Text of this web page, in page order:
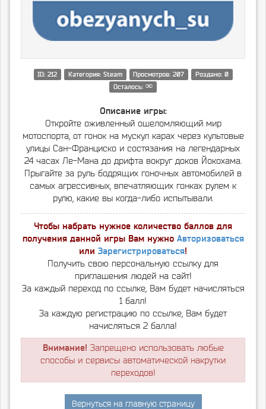
ID: 212 Категория: Steam Просмотров: 207
Роздано: 0
Осталось: ∞
Описание игры:
Откройте оживленный ошеломляющий мир
мотоспорта, от гонок на мускул карах через культовые
улицы Сан-Франциско и состязания на легендарных
24 часах Ле-Мана до дрифта вокруг доков Йокохама.
Прыгайте за руль бодрящих гоночных автомобилей в
самых агрессивных, впечатляющих гонках рулем к
рулю, какие вы когда-либо испытывали.
Чтобы набрать нужное количество баллов для
получения данной игры Вам нужно Авторизоваться
или Зарегистрироваться!
Получить свою персональную ссылку для
приглашения людей на сайт!
За каждый переход по ссылке, Вам будет начисляться
1 балл!
За каждую регистрацию по ссылке, Вам будет
начисляться 2 балла!
Внимание! Запрещено использовать любые
способы и сервисы автоматической накрутки
переходов!
Вернуться на главную страницу